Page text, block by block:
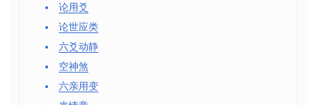
论用爻
论世应类
六爻动静
空神煞
六亲用变